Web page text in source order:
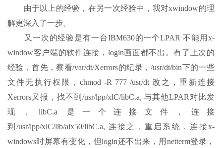
由于以上的经验，在另一次经验中，我对xwindow的理
解更深入了一步。
又一次的经验是有一台IBM630的一个LPAR 不能用x-
window客户端的软件连接，login画面都不出。有了上次的
经验，首先，察看/var/dt/Xerrors的纪录，/usr/dt/bin下的一些
文件无执行权限，chmod -R 777 /usr/dt 改之，重新连接
Xerrors又报，找不到/usr/lpp/xlC/libC.a, 与其他LPAR对比发
现，libC.a 是一个连接文件，连接
到/usr/lpp/xlC/lib/aix50/libC.a, 连接之，重启系统，连接x-
windows时屏幕有变化，但login还不出来，用netterm登录，